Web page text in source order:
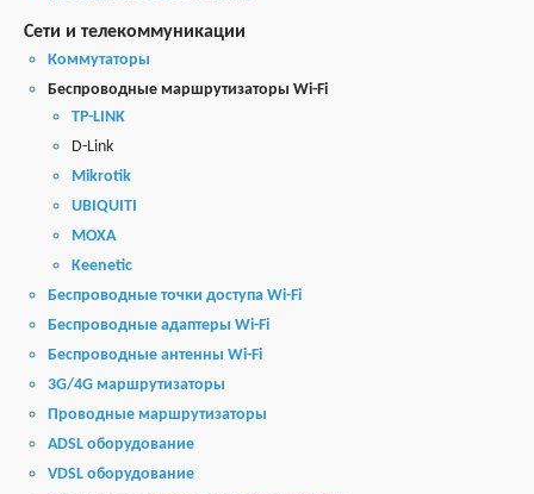
Сети и телекоммуникации
Коммутаторы
Беспроводные маршрутизаторы Wi-Fi
TP-LINK
D-Link
Mikrotik
UBIQUITI
MOXA
Keenetic
Беспроводные точки доступа Wi-Fi
Беспроводные адаптеры Wi-Fi
Беспроводные антенны Wi-Fi
3G/4G маршрутизаторы
Проводные маршрутизаторы
ADSL оборудование
VDSL оборудование